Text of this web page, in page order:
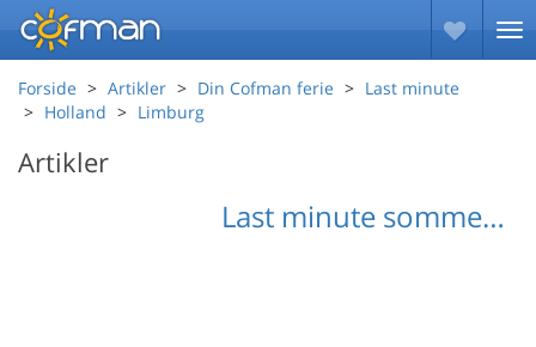
Forside Artikler Din Cofman ferie
Last minute
Holland
Limburg
Artikler
Last minute sommerhuse Limburg NL